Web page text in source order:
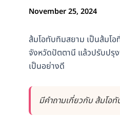
November 25, 2024
ส้มโอทับทิมสยาม เป็นส้มโ
จังหวัดปัตตานี แล้วปรับปรุง
เป็นอย่างดี
มีคำถามเกี่ยวกับ ส้มโอ